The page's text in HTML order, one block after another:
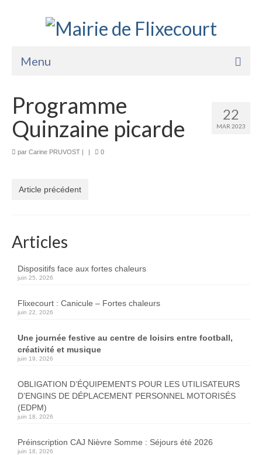
Menu
La Mairie
Vie Pratique
Enfance Jeunesse
22
MAR 2023
Programme
Quinzaine picarde
par Carine PRUVOST | | 0
Article précédent
Articles
Dispositifs face aux fortes chaleurs
juin 25, 2026
Flixecourt : Canicule – Fortes chaleurs
juin 22, 2026
Une journée festive au centre de loisirs entre football,
créativité et musique
juin 19, 2026
OBLIGATION D’ÉQUIPEMENTS POUR LES UTILISATEURS
D’ENGINS DE DÉPLACEMENT PERSONNEL MOTORISÉS
(EDPM)
juin 18, 2026
Préinscription CAJ Nièvre Somme : Séjours été 2026
juin 18, 2026